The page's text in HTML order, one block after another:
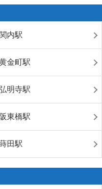
関内駅
金町駅
明寺駅
阪東橋駅
田駅